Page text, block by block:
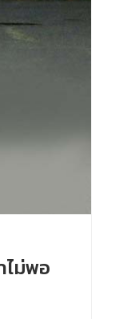
ไม่พอ